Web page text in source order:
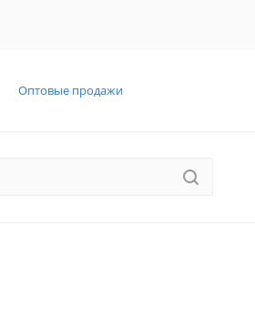
Оптовые продажи